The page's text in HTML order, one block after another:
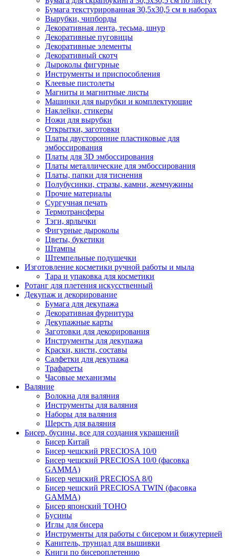
Бумага текстурированная 30,5х30,5 см в наборах
Вырубки, чипборды
Декоративная лента, тесьма, шнур
Декоративные пуговицы
Декоративные элементы
Декоративный скотч
Дыроколы фигурные
Инструменты и приспособления
Клеевые пистолеты
Магниты и магнитные листы
Машинки для вырубки и комплектующие
Наклейки, стикеры
Ножи для вырубки
Открытки, заготовки
Платы двусторонние пластиковые для
эмбоссирования
Платы для 3D эмбоссирования
Платы металлические для эмбоссирования
Платы, папки для тиснения
Полубусинки, стразы, камни, жемчужины
Прочие материалы
Сургучная печать
Термотрансферы
Тэги, ярлычки
Фигурные дыроколы
Цветы, букетики
Штампы
Штемпельные подушечки
Изготовление косметики ручной работы и мыла
Тара и упаковка для косметики
Ротанг для плетения искусственный
Декупаж и декорирование
Бумага для декупажа
Декоративная фурнитура
Декупажные карты
Заготовки для декорирования
Инструменты для декупажа
Краски, кисти, составы
Салфетки для декупажа
Трафареты
Часовые механизмы
Валяние
Волокна для валяния
Инструменты для валяния
Наборы для валяния
Шерсть для валяния
Бисер, бусины, все для создания украшений
Бисер Китай
Бисер чешский PRECIOSA 10/0
Бисер чешский PRECIOSA 10/0 (фасовка
GAMMA)
Бисер чешский PRECIOSA 8/0
Бисер чешский PRECIOSA TWIN (фасовка
GAMMA)
Бисер японский TOHO
Бусины
Иглы для бисера
Инструменты для работы с бисером и бижутерией
Канитель, трунцал для вышивки
Книги по бисероплетению